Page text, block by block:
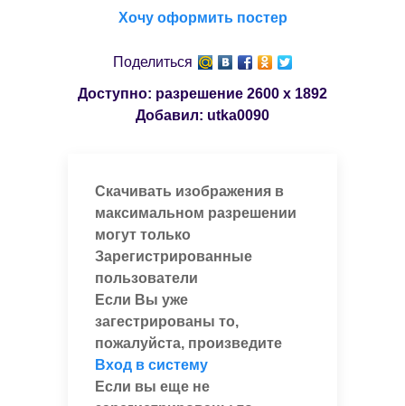
Хочу оформить постер
Поделиться
Доступно: разрешение 2600 x 1892
Добавил: utka0090
Скачивать изображения в
максимальном разрешении
могут только
Зарегистрированные
пользователи
Если Вы уже
загестрированы то,
пожалуйста, произведите
Вход в систему
Если вы еще не